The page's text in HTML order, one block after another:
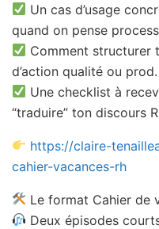
Un cas d’usage
quand on pense process
Comment structurer
d’action qualité ou prod.
Une checklist à
“traduire” ton discours
https://claire-
cahier-vacances-rh
Le format Cahier de
Deux épisodes